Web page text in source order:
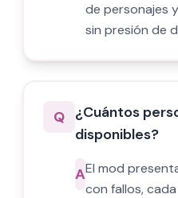
de personajes
sin presión de
Q ¿Cuántos
disponibles?
AEl mod
con fallos,